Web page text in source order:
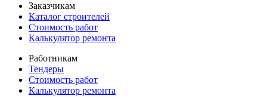
Заказчикам
Каталог строителей
Стоимость работ
Калькулятор ремонта
Работникам
Тендеры
Стоимость работ
Калькулятор ремонта